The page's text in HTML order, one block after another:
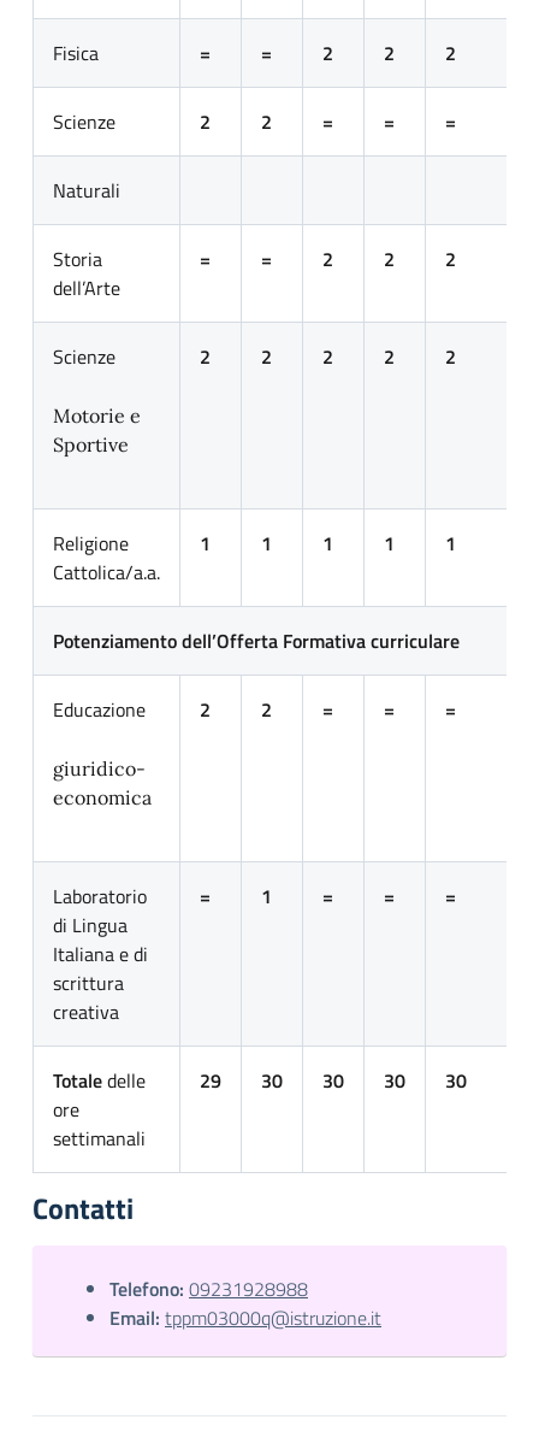
Fisica = = 2 2 2
Scienze 2 2 = = =
Naturali
Storia
dell’Arte
= = 2 2 2
Scienze
Motorie e
Sportive
2 2 2 2 2
Religione
Cattolica/a.a.
1 1 1 1 1
Potenziamento dell’Offerta Formativa curriculare
Educazione
giuridico-
economica
2 2 = = =
Laboratorio
di Lingua
Italiana e di
scrittura
creativa
= 1 = = =
Totaledelle
ore
settimanali
29 30 30 30 30
Contatti
Telefono: 09231928988
Email: tppm03000q@istruzione.it